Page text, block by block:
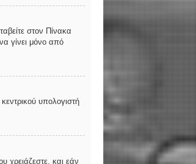
στον Πίνακα
γίνει μόνο από
υπολογιστή
χρειάζεστε, και εάν